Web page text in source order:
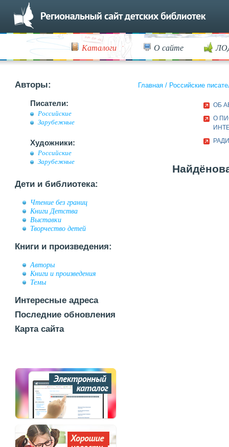
Каталоги О сайте
Авторы:
Писатели:
Российские
Зарубежные
Художники:
Российские
Зарубежные
Дети и библиотека:
Чтение без границ
Книги Детства
Выставки
Творчество детей
Книги и произведения:
Авторы
Книги и произведения
Темы
Интересные адреса
Последние обновления
Карта сайта
Главная / Российские
ОБ
О